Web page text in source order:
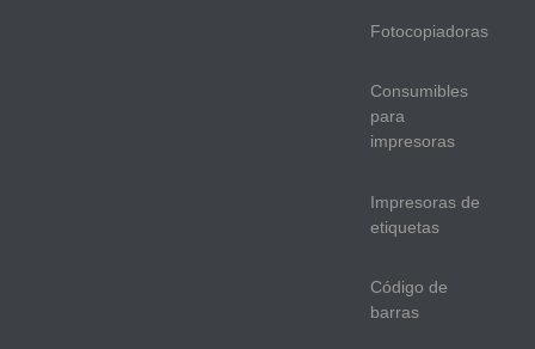
Fotocopiadoras
Consumibles
para
impresoras
Impresoras de
etiquetas
Código de
barras